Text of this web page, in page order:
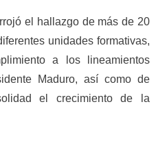
el hallazgo de más de 20
unidades formativas,
a los lineamientos
Maduro, así como de
el crecimiento de la